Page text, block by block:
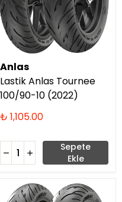
Anlas
Lastik Anlas Tournee
100/90-10 (2022)
₺ 1,105.00
Sepete
Ekle